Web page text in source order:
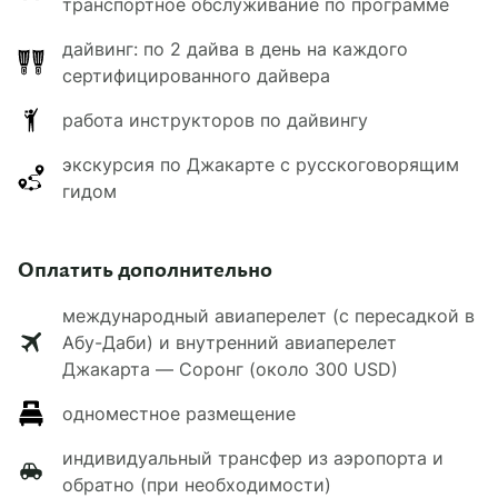
собственная ванная комната с душем, работает
тапочки и халаты, а также туалетно-
косметические принадлежности.
дайвинг: по 2 дайва в день на каждого
сертифицированного дайвера
работа инструкторов по дайвингу
экскурсия по Джакарте с русскоговорящим
гидом
Оплатить дополнительно
международный авиаперелет (с пересадкой в
Абу-Даби) и внутренний авиаперелет
Джакарта — Соронг (около 300 USD)
одноместное размещение
индивидуальный трансфер из аэропорта и
обратно (при необходимости)